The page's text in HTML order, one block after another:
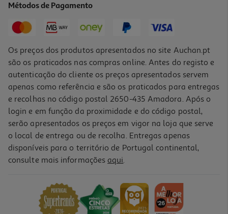
Métodos de Pagamento
Os preços dos produtos apresentados no site Auchan.pt
são os praticados nas compras online. Antes do registo e
autenticação do cliente os preços apresentados servem
apenas como referência e são os praticados para entregas
e recolhas no código postal 2650-435 Amadora. Após o
login e em função da proximidade e do código postal,
serão apresentados os preços em vigor na loja que serve
o local de entrega ou de recolha. Entregas apenas
disponíveis para o território de Portugal continental,
consulte mais informações aqui.